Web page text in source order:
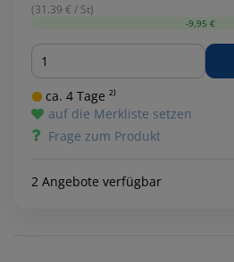
(31.39 € / St)
-9,95 €
Menge
ca. 4 Tage ²⁾
auf die Merkliste setzen
Frage zum Produkt
2 Angebote verfügbar